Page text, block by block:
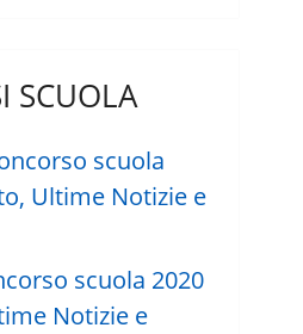
SCUOLA
scuola 2020
Notizie e